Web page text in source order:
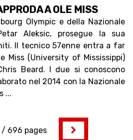
A OLE MISS
Olympic e della Nazionale
Aleksic, prosegue la sua
Il tecnico 57enne entra a far
Miss (University of Mississippi)
Beard. I due si conoscono
nel 2014 con la Nazionale
...
/ 696 pages